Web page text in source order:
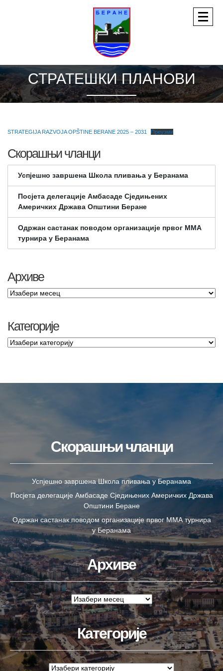
СТРАТЕШКИ ПЛАНОВИ
STRATEGIJA RAZVOJA OPŠTINE BERANE 2025 – 2031 Преузми
Скорашњи чланци
Успјешно завршена Школа пливања у Беранама
Посјета делегације Амбасаде Сједињених
Америчких Држава Општини Беране
Одржан састанак поводом организације првог ММА
турнира у Беранама
Архиве
Категорије
Скорашњи чланци
Успјешно завршена Школа пливања у Беранама
Посјета делегације Амбасаде Сједињених Америчких Држава
Општини Беране
Одржан састанак поводом организације првог ММА турнира
у Беранама
Архиве
Категорије